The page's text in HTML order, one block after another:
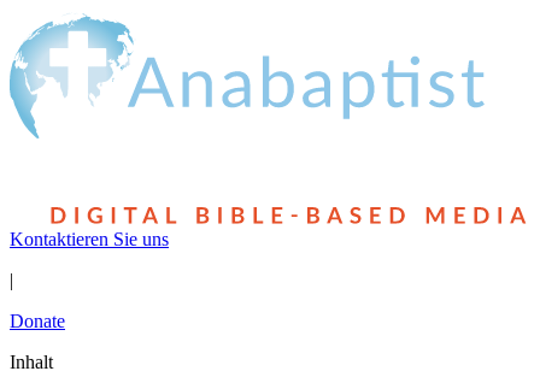
Kontaktieren Sie uns
|
Donate
Inhalt